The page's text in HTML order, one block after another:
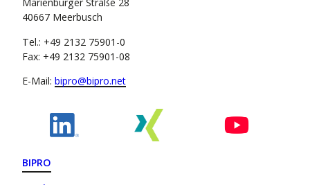
Marienburger Straße 28
40667 Meerbusch
Tel.: +49 2132 75901-0
Fax: +49 2132 75901-08
E-Mail: bipro@bipro.net
BIPRO